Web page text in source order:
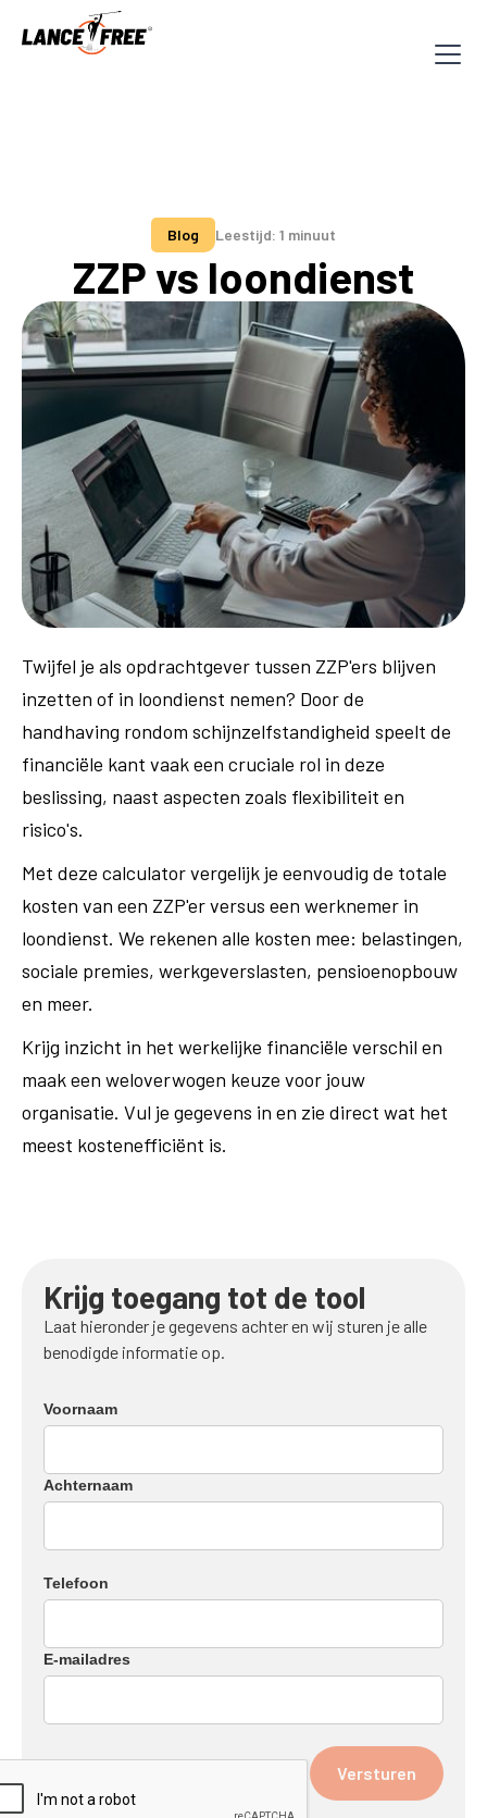
Blog Leestijd: 1 minuut
ZZP vs loondienst
Twijfel je als opdrachtgever tussen ZZP'ers blijven
inzetten of in loondienst nemen? Door de
handhaving rondom schijnzelfstandigheid speelt de
financiële kant vaak een cruciale rol in deze
beslissing, naast aspecten zoals flexibiliteit en
risico's.
Met deze calculator vergelijk je eenvoudig de totale
kosten van een ZZP'er versus een werknemer in
loondienst. We rekenen alle kosten mee: belastingen,
sociale premies, werkgeverslasten, pensioenopbouw
en meer.
Krijg inzicht in het werkelijke financiële verschil en
maak een weloverwogen keuze voor jouw
organisatie. Vul je gegevens in en zie direct wat het
meest kostenefficiënt is.
Krijg toegang tot de tool
Laat hieronder je gegevens achter en wij sturen je alle
benodigde informatie op.
Voornaam
Achternaam
Telefoon
E-mailadres